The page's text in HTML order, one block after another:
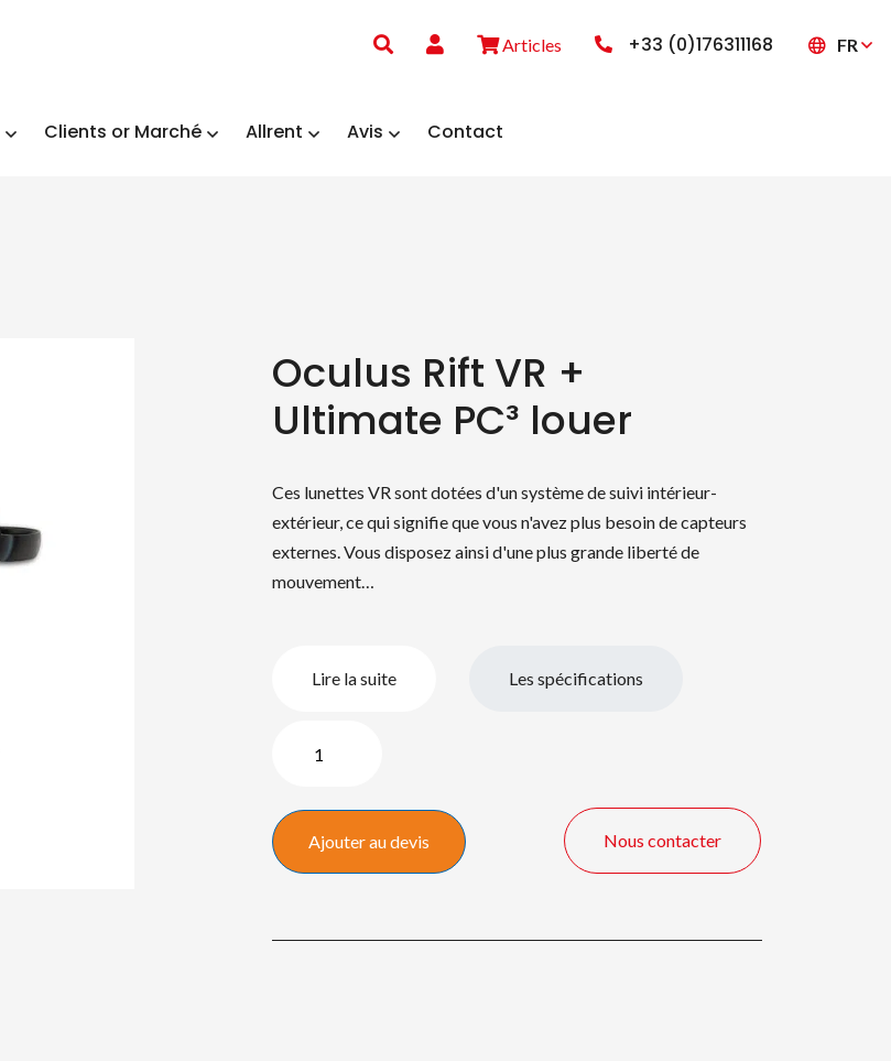
Articles +33 (0)176311168 FR
Clients or Marché Allrent Avis Contact
Oculus Rift VR +
Ultimate PC³ louer
Ces lunettes VR sont dotées d'un système de suivi intérieur-
extérieur, ce qui signifie que vous n'avez plus besoin de capteurs
externes. Vous disposez ainsi d'une plus grande liberté de
mouvement…
Lire la suite Les spécifications
Rift
VR
PC³
Ajouter au devis Nous contacter